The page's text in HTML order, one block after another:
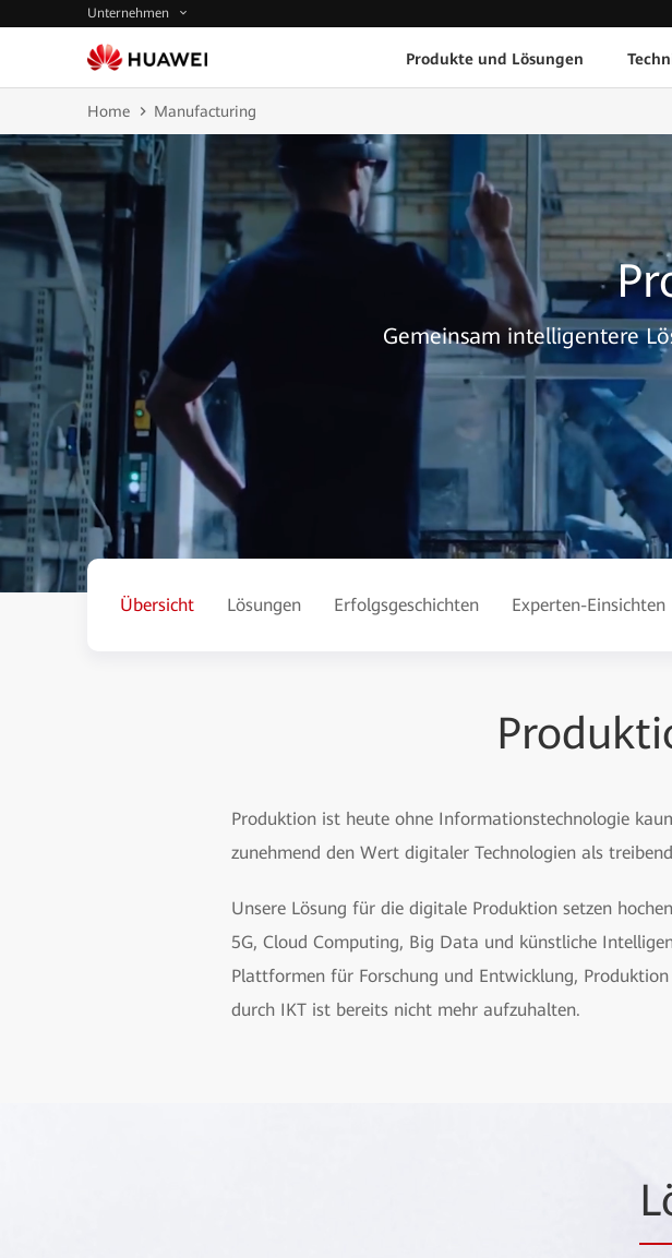
Unternehmen
Produkte und Lösungen
Home Manufacturing
Gemeinsam intelligentere
Übersicht Lösungen Erfolgsgeschichten Experten-Einsichten
Produktion ist heute ohne Informationstechnologie
zunehmend den Wert digitaler Technologien als
Unsere Lösung für die digitale Produktion setzen
5G, Cloud Computing, Big Data und künstliche
Plattformen für Forschung und Entwicklung,
durch IKT ist bereits nicht mehr aufzuhalten.